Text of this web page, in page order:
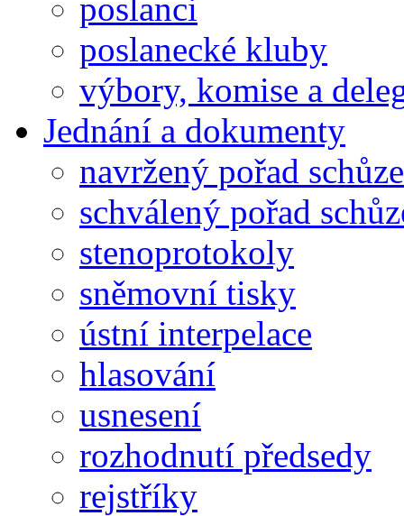
poslanci
poslanecké kluby
výbory, komise a
Jednání a dokumenty
navržený pořad schůze
schválený pořad
stenoprotokoly
sněmovní tisky
ústní interpelace
hlasování
usnesení
rozhodnutí předsedy
rejstříky